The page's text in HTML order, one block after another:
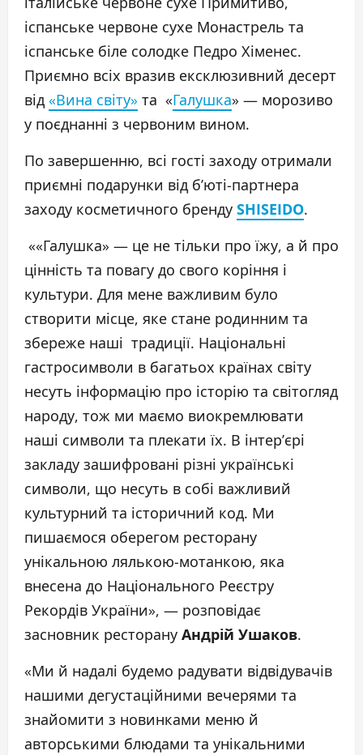
іспанське червоне сухе Монастрель та
іспанське біле солодке Педро Хіменес.
Приємно всіх вразив ексклюзивний десерт
від «Вина світу» та «Галушка» — морозиво
у поєднанні з червоним вином.
По завершенню, всі гості заходу отримали
приємні подарунки від б’юті-партнера
заходу косметичного бренду SHISEIDO.
««Галушка» — це не тільки про їжу, а й про
цінність та повагу до свого коріння і
культури. Для мене важливим було
створити місце, яке стане родинним та
збереже наші традиції. Національні
гастросимволи в багатьох країнах світу
несуть інформацію про історію та світогляд
народу, тож ми маємо виокремлювати
наші символи та плекати їх. В інтер’єрі
закладу зашифровані різні українські
символи, що несуть в собі важливий
культурний та історичний код. Ми
пишаємося оберегом ресторану
унікальною лялькою-мотанкою, яка
внесена до Національного Реєстру
Рекордів України», — розповідає
засновник ресторану Андрій Ушаков.
«Ми й надалі будемо радувати відвідувачів
нашими дегустаційними вечерями та
знайомити з новинками меню й
авторськими блюдами та унікальними